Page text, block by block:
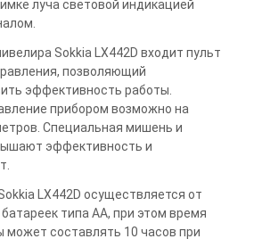
луча световой индикацией
Sokkia LX442D входит пульт
позволяющий
эффективность работы.
прибором возможно на
Специальная мишень и
эффективность и
LX442D осуществляется от
типа АА, при этом время
может составлять 10 часов при